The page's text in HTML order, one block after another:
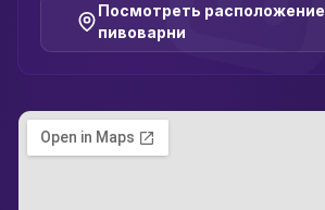
Посмотреть расположение
пивоварни